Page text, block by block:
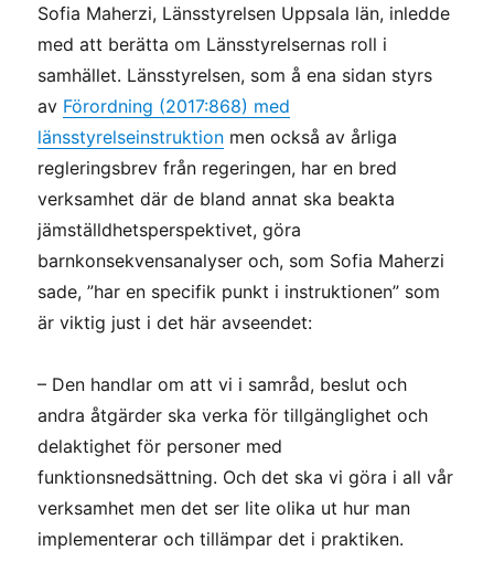
Sofia Maherzi, Länsstyrelsen Uppsala län, inledde
med att berätta om Länsstyrelsernas roll i
samhället. Länsstyrelsen, som å ena sidan styrs
av Förordning (2017:868) med
länsstyrelseinstruktion men också av årliga
regleringsbrev från regeringen, har en bred
verksamhet där de bland annat ska beakta
jämställdhetsperspektivet, göra
barnkonsekvensanalyser och, som Sofia Maherzi
sade, ”har en specifik punkt i instruktionen” som
är viktig just i det här avseendet:
– Den handlar om att vi i samråd, beslut och
andra åtgärder ska verka för tillgänglighet och
delaktighet för personer med
funktionsnedsättning. Och det ska vi göra i all vår
verksamhet men det ser lite olika ut hur man
implementerar och tillämpar det i praktiken.